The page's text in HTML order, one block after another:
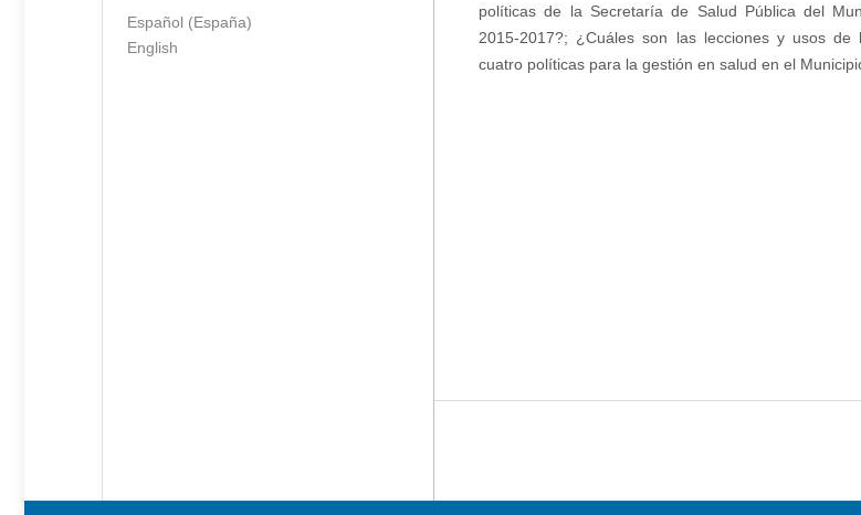
políticas de la Secretaría de Salud Pública del
2015-2017?; ¿Cuáles son las lecciones y usos de
cuatro políticas para la gestión en salud en el
Español (España)
English